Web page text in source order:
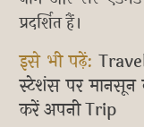
प्रदर्शित हैं।
इसे भी पढ़ें:
स्टेशंस पर मानसून
करें अपनी Trip